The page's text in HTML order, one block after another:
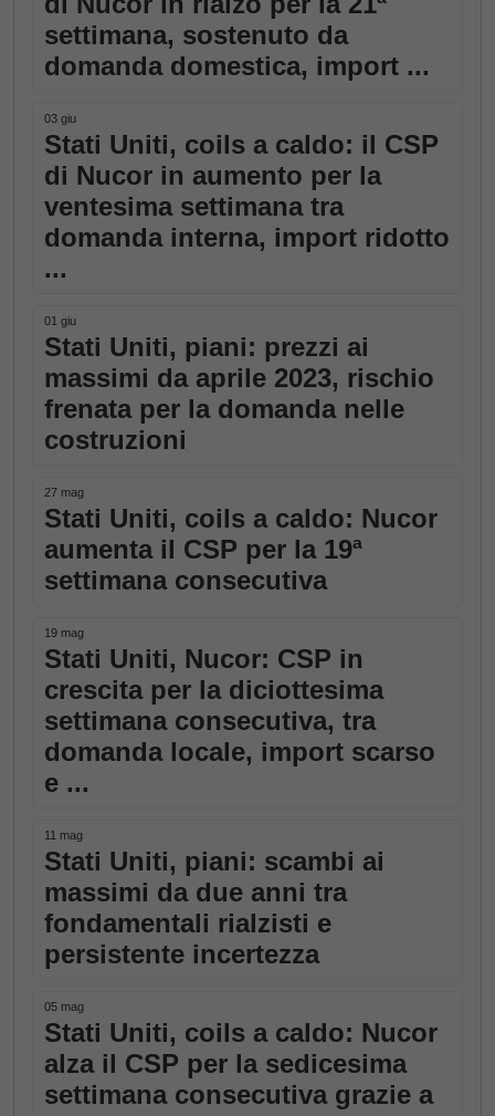
settimana, sostenuto da
domanda domestica, import ...
03 giu
Stati Uniti, coils a caldo: il CSP
di Nucor in aumento per la
ventesima settimana tra
domanda interna, import ridotto
...
01 giu
Stati Uniti, piani: prezzi ai
massimi da aprile 2023, rischio
frenata per la domanda nelle
costruzioni
27 mag
Stati Uniti, coils a caldo: Nucor
aumenta il CSP per la 19ª
settimana consecutiva
19 mag
Stati Uniti, Nucor: CSP in
crescita per la diciottesima
settimana consecutiva, tra
domanda locale, import scarso
e ...
11 mag
Stati Uniti, piani: scambi ai
massimi da due anni tra
fondamentali rialzisti e
persistente incertezza
05 mag
Stati Uniti, coils a caldo: Nucor
alza il CSP per la sedicesima
settimana consecutiva grazie a